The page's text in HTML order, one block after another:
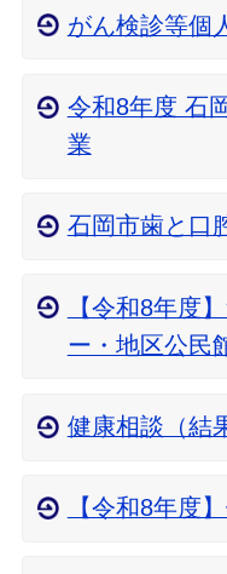
がん検診等個
令和8年度 石
業
石岡市歯と口
【令和8年度
ー・地区公民
健康相談（結
【令和8年度